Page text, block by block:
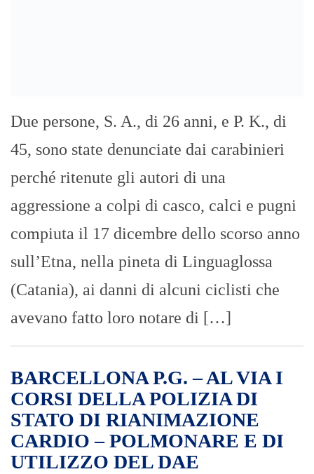
Due persone, S. A., di 26 anni, e P. K., di
45, sono state denunciate dai carabinieri
perché ritenute gli autori di una
aggressione a colpi di casco, calci e pugni
compiuta il 17 dicembre dello scorso anno
sull’Etna, nella pineta di Linguaglossa
(Catania), ai danni di alcuni ciclisti che
avevano fatto loro notare di […]
BARCELLONA P.G. – AL VIA I
CORSI DELLA POLIZIA DI
STATO DI RIANIMAZIONE
CARDIO – POLMONARE E DI
UTILIZZO DEL DAE